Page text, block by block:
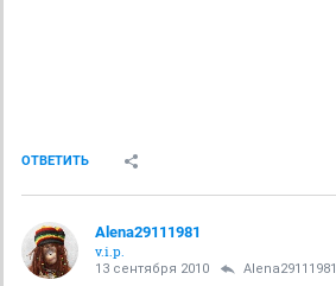
ОТВЕТИТЬ
Alena29111981
v.i.p.
13 сентября 2010 Alena29111981